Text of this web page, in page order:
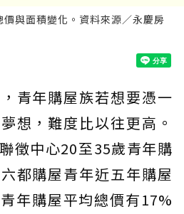
與面積變化。資料來源／永慶房
青年購屋族若想要憑一
想，難度比以往更高。
徵中心20至35歲青年購
都購屋青年近五年購屋
年購屋平均總價有17%